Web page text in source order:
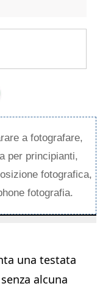
a fotografare,
per principianti,
fotografica,
fotografia.
una testata
alcuna